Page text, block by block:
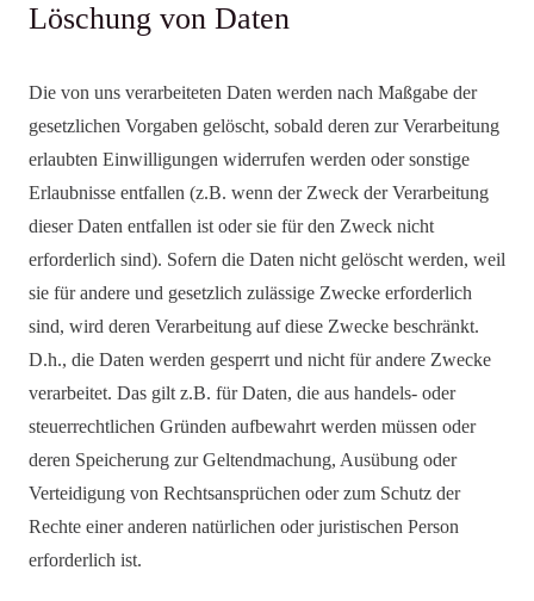
Löschung von Daten
Die von uns verarbeiteten Daten werden nach Maßgabe der
gesetzlichen Vorgaben gelöscht, sobald deren zur Verarbeitung
erlaubten Einwilligungen widerrufen werden oder sonstige
Erlaubnisse entfallen (z.B. wenn der Zweck der Verarbeitung
dieser Daten entfallen ist oder sie für den Zweck nicht
erforderlich sind). Sofern die Daten nicht gelöscht werden, weil
sie für andere und gesetzlich zulässige Zwecke erforderlich
sind, wird deren Verarbeitung auf diese Zwecke beschränkt.
D.h., die Daten werden gesperrt und nicht für andere Zwecke
verarbeitet. Das gilt z.B. für Daten, die aus handels- oder
steuerrechtlichen Gründen aufbewahrt werden müssen oder
deren Speicherung zur Geltendmachung, Ausübung oder
Verteidigung von Rechtsansprüchen oder zum Schutz der
Rechte einer anderen natürlichen oder juristischen Person
erforderlich ist.